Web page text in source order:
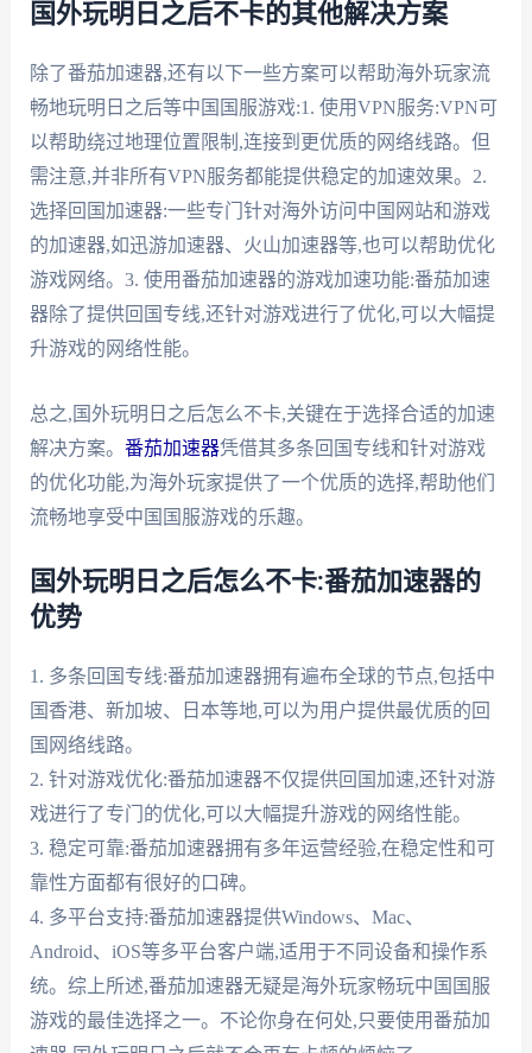
国外玩明日之后不卡的其他解决方案
除了番茄加速器,还有以下一些方案可以帮助海外玩家流
畅地玩明日之后等中国国服游戏:1. 使用VPN服务:VPN可
以帮助绕过地理位置限制,连接到更优质的网络线路。但
需注意,并非所有VPN服务都能提供稳定的加速效果。2.
选择回国加速器:一些专门针对海外访问中国网站和游戏
的加速器,如迅游加速器、火山加速器等,也可以帮助优化
游戏网络。3. 使用番茄加速器的游戏加速功能:番茄加速
器除了提供回国专线,还针对游戏进行了优化,可以大幅提
升游戏的网络性能。
总之,国外玩明日之后怎么不卡,关键在于选择合适的加速
解决方案。 番茄加速器凭借其多条回国专线和针对游戏
的优化功能,为海外玩家提供了一个优质的选择,帮助他们
流畅地享受中国国服游戏的乐趣。
国外玩明日之后怎么不卡:番茄加速器的
优势
1. 多条回国专线:番茄加速器拥有遍布全球的节点,包括中
国香港、新加坡、日本等地,可以为用户提供最优质的回
国网络线路。
2. 针对游戏优化:番茄加速器不仅提供回国加速,还针对游
戏进行了专门的优化,可以大幅提升游戏的网络性能。
3. 稳定可靠:番茄加速器拥有多年运营经验,在稳定性和可
靠性方面都有很好的口碑。
4. 多平台支持:番茄加速器提供Windows、Mac、
Android、iOS等多平台客户端,适用于不同设备和操作系
统。综上所述,番茄加速器无疑是海外玩家畅玩中国国服
游戏的最佳选择之一。不论你身在何处,只要使用番茄加